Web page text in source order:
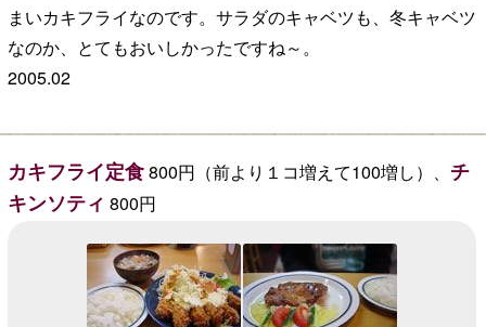
まいカキフライなのです。サラダのキャベツも、冬キャベツ
なのか、とてもおいしかったですね～。
2005.02
カキフライ定食800円（前より１コ増えて100増し）、 チ
キンソティ 800円